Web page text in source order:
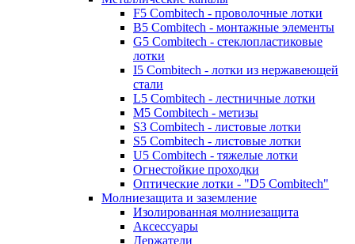
F5 Combitech - проволочные лотки
B5 Combitech - монтажные элементы
G5 Combitech - стеклопластиковые
лотки
I5 Combitech - лотки из нержавеющей
стали
L5 Combitech - лестничные лотки
M5 Combitech - метизы
S3 Combitech - листовые лотки
S5 Combitech - листовые лотки
U5 Combitech - тяжелые лотки
Огнестойкие проходки
Оптические лотки - "D5 Combitech"
Молниезащита и заземление
Изолированная молниезащита
Аксессуары
Держатели